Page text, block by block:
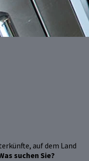
auf dem Land
suchen Sie?